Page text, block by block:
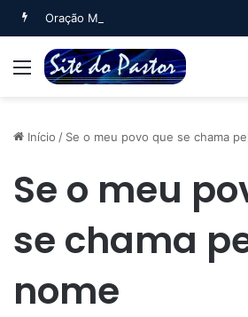
Oração Matinal (Salmo 5)
Menu
Início / Se o meu povo que se chama
Se o meu
se chama
nome